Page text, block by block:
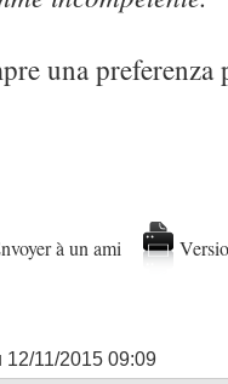
una
à un ami
12/11/2015 09:09